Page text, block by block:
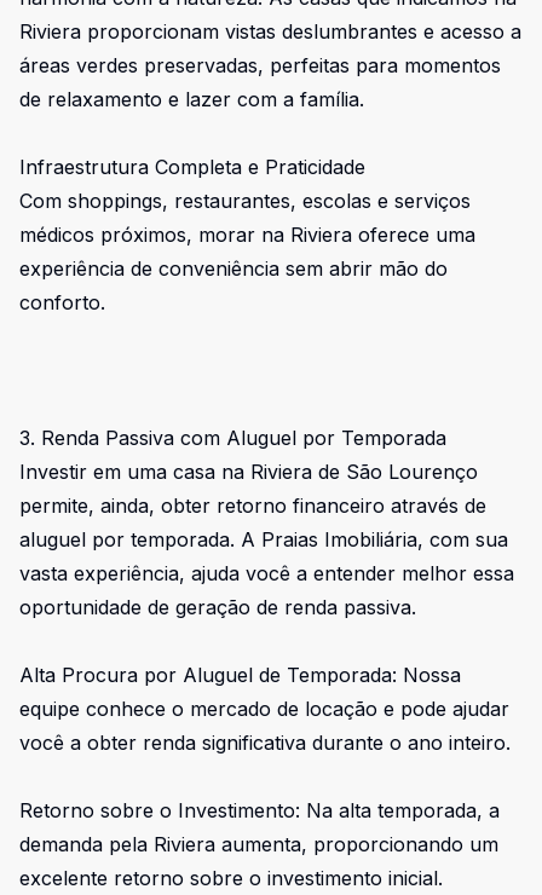
Riviera proporcionam vistas deslumbrantes e acesso a
áreas verdes preservadas, perfeitas para momentos
de relaxamento e lazer com a família.
Infraestrutura Completa e Praticidade
Com shoppings, restaurantes, escolas e serviços
médicos próximos, morar na Riviera oferece uma
experiência de conveniência sem abrir mão do
conforto.
3. Renda Passiva com Aluguel por Temporada
Investir em uma casa na Riviera de São Lourenço
permite, ainda, obter retorno financeiro através de
aluguel por temporada. A Praias Imobiliária, com sua
vasta experiência, ajuda você a entender melhor essa
oportunidade de geração de renda passiva.
Alta Procura por Aluguel de Temporada: Nossa
equipe conhece o mercado de locação e pode ajudar
você a obter renda significativa durante o ano inteiro.
Retorno sobre o Investimento: Na alta temporada, a
demanda pela Riviera aumenta, proporcionando um
excelente retorno sobre o investimento inicial.